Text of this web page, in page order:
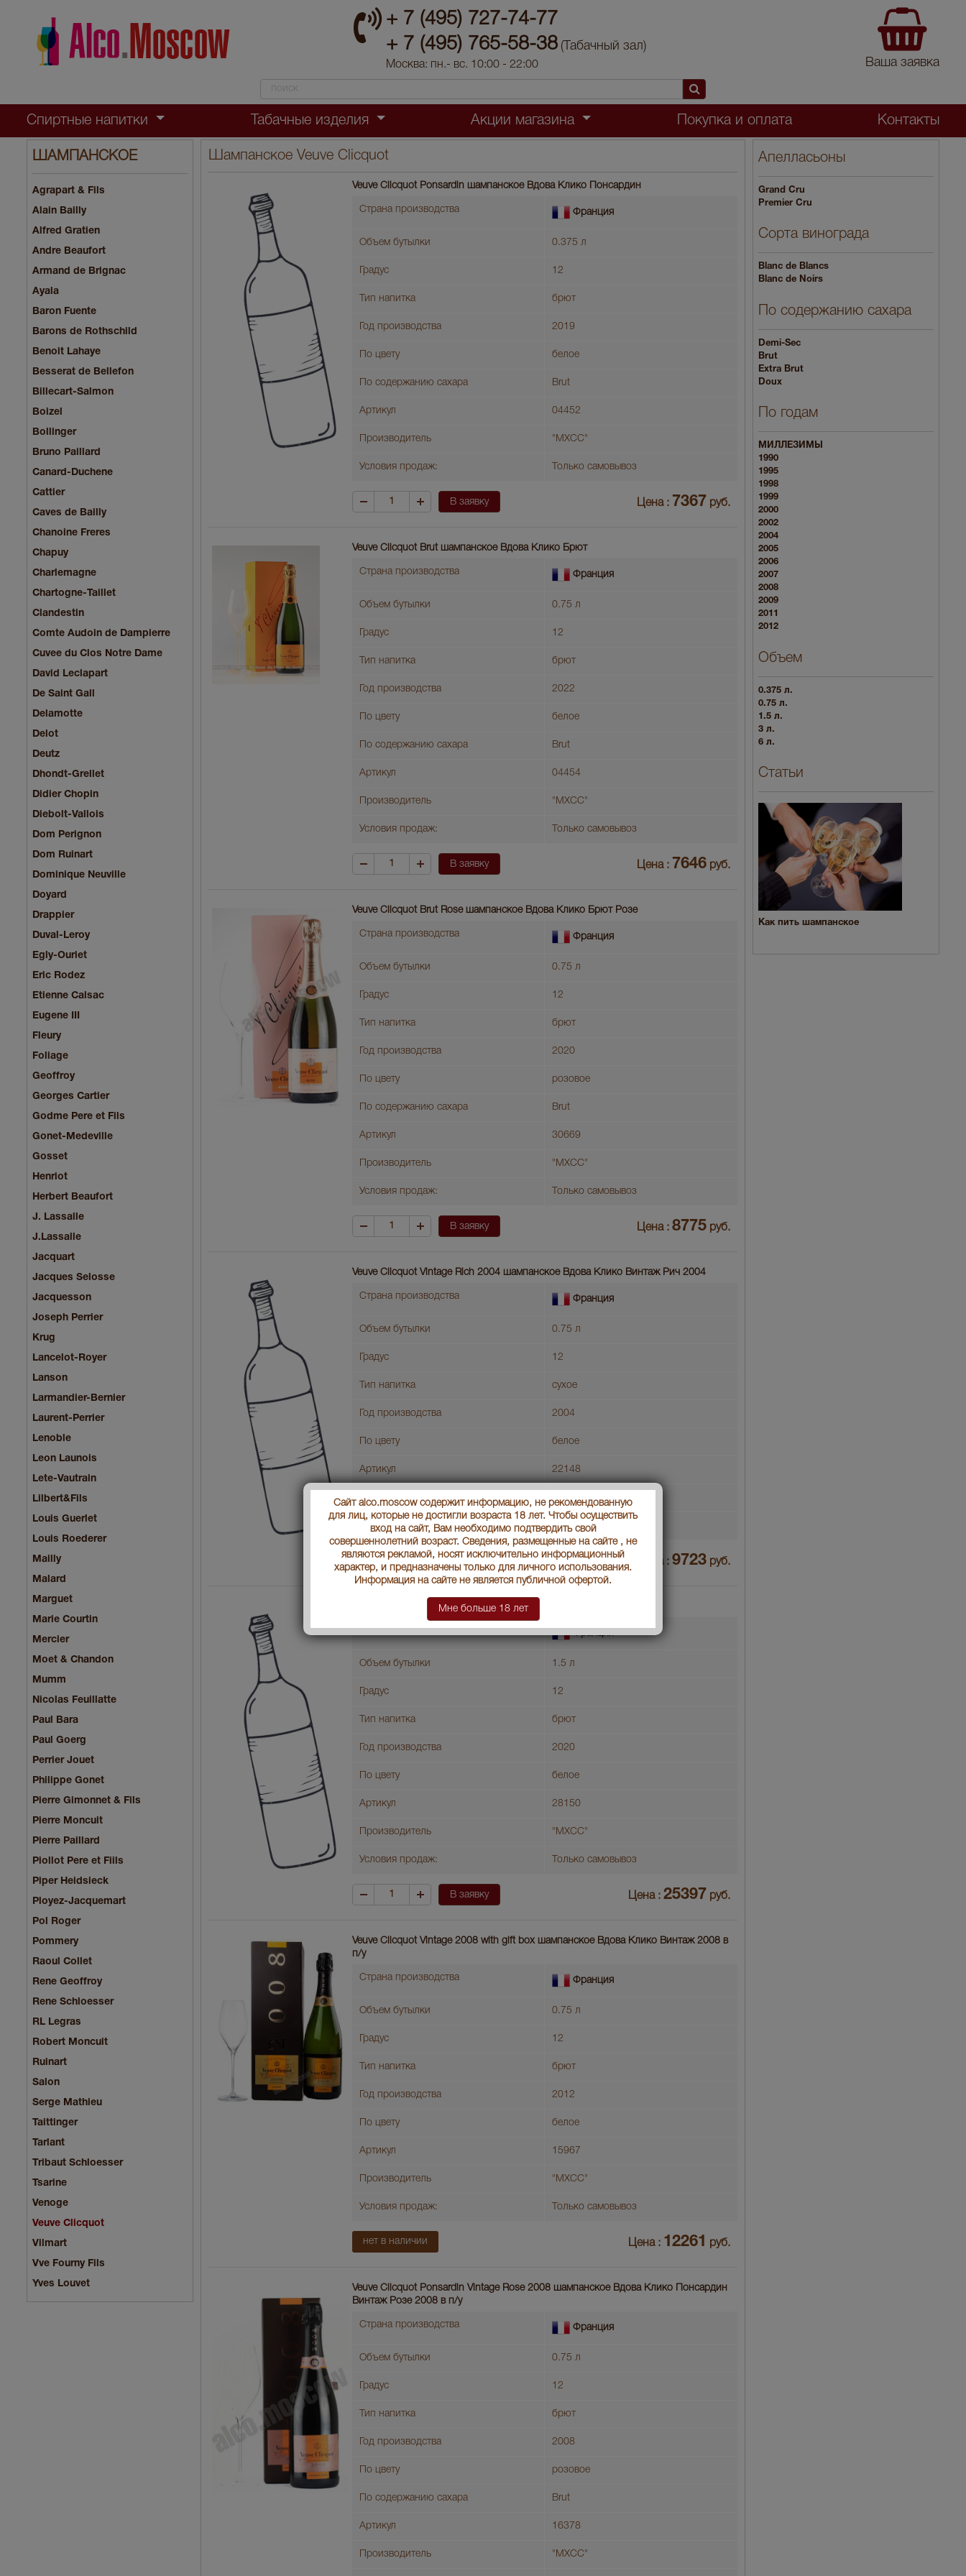
+ 7 (495) 727-74-77
+ 7 (495) 765-58-38 (Табачный зал)
Москва: пн.- вс. 10:00 - 22:00 Ваша заявка
Спиртные напитки Табачные изделия Акции магазина Покупка и оплата Контакты
ШАМПАНСКОЕ
Agrapart & Fils
Alain Bailly
Alfred Gratien
Andre Beaufort
Armand de Brignac
Ayala
Baron Fuente
Barons de Rothschild
Benoit Lahaye
Besserat de Bellefon
Billecart-Salmon
Boizel
Bollinger
Bruno Paillard
Canard-Duchene
Cattier
Caves de Bailly
Chanoine Freres
Chapuy
Charlemagne
Chartogne-Taillet
Clandestin
Comte Audoin de Dampierre
Cuvee du Clos Notre Dame
David Leclapart
De Saint Gall
Delamotte
Delot
Deutz
Dhondt-Grellet
Didier Chopin
Diebolt-Vallois
Dom Perignon
Dom Ruinart
Dominique Neuville
Doyard
Drappier
Duval-Leroy
Egly-Ouriet
Eric Rodez
Etienne Calsac
Eugene III
Fleury
Foliage
Geoffroy
Georges Cartier
Godme Pere et Fils
Gonet-Medeville
Gosset
Henriot
Herbert Beaufort
J. Lassalle
J.Lassalle
Jacquart
Jacques Selosse
Jacquesson
Joseph Perrier
Krug
Lancelot-Royer
Lanson
Larmandier-Bernier
Laurent-Perrier
Lenoble
Leon Launois
Lete-Vautrain
Lilbert&Fils
Louis Guerlet
Louis Roederer
Mailly
Malard
Marguet
Marie Courtin
Mercier
Moet & Chandon
Mumm
Nicolas Feuillatte
Paul Bara
Paul Goerg
Perrier Jouet
Philippe Gonet
Pierre Gimonnet & Fils
Pierre Moncuit
Pierre Paillard
Piollot Pere et Fiils
Piper Heidsieck
Ployez-Jacquemart
Pol Roger
Pommery
Raoul Collet
Rene Geoffroy
Rene Schloesser
RL Legras
Robert Moncuit
Ruinart
Salon
Serge Mathieu
Taittinger
Tarlant
Tribaut Schloesser
Tsarine
Venoge
Veuve Clicquot
Vilmart
Vve Fourny Fils
Yves Louvet
Шампанское Veuve Clicquot
Veuve Clicquot Ponsardin шампанское Вдова Клико Понсардин
Страна производства Франция
Объем бутылки 0.375 л
Градус 12
Тип напитка брют
Год производства 2019
По цвету белое
По содержанию сахара Brut
Артикул 04452
Производитель "МХСС"
Условия продаж: Только самовывоз
В заявку Цена : 7367 руб.
Veuve Clicquot Brut шампанское Вдова Клико Брют
Страна производства Франция
Объем бутылки 0.75 л
Градус 12
Тип напитка брют
Год производства 2022
По цвету белое
По содержанию сахара Brut
Артикул 04454
Производитель "МХСС"
Условия продаж: Только самовывоз
В заявку Цена : 7646 руб.
Veuve Clicquot Brut Rose шампанское Вдова Клико Брют Розе
Страна производства Франция
Объем бутылки 0.75 л
Градус 12
Тип напитка брют
Год производства 2020
По цвету розовое
По содержанию сахара Brut
Артикул 30669
Производитель "МХСС"
Условия продаж: Только самовывоз
В заявку Цена : 8775 руб.
Veuve Clicquot Vintage Rich 2004 шампанское Вдова Клико Винтаж Рич 2004
Страна производства Франция
Объем бутылки 0.75 л
Градус 12
Тип напитка сухое
Год производства 2004
По цвету белое
Артикул 22148
Производитель "МХСС"
Условия продаж: Только самовывоз
В заявку Цена : 9723 руб.
Veuve Clicquot Ponsardin шампанское Вдова Клико Понсардин
Страна производства Франция
Объем бутылки 1.5 л
Градус 12
Тип напитка брют
Год производства 2020
По цвету белое
Артикул 28150
Производитель "МХСС"
Условия продаж: Только самовывоз
В заявку Цена : 25397 руб.
Veuve Clicquot Vintage 2008 with gift box шампанское Вдова Клико Винтаж 2008 в
п/у
Страна производства Франция
Объем бутылки 0.75 л
Градус 12
Тип напитка брют
Год производства 2012
По цвету белое
Артикул 15967
Производитель "МХСС"
Условия продаж: Только самовывоз
нет в наличии Цена : 12261 руб.
Veuve Clicquot Ponsardin Vintage Rose 2008 шампанское Вдова Клико Понсардин
Винтаж Розе 2008 в п/у
Страна производства Франция
Объем бутылки 0.75 л
Градус 12
Тип напитка брют
Год производства 2008
По цвету розовое
По содержанию сахара Brut
Артикул 16378
Производитель "МХСС"
Апелласьоны
Grand Cru
Premier Cru
Сорта винограда
Blanc de Blancs
Blanc de Noirs
По содержанию сахара
Demi-Sec
Brut
Extra Brut
Doux
По годам
МИЛЛЕЗИМЫ
1990
1995
1998
1999
2000
2002
2004
2005
2006
2007
2008
2009
2011
2012
Объем
0.375 л.
0.75 л.
1.5 л.
3 л.
6 л.
Статьи
Как пить шампанское
Сайт alco.moscow содержит информацию, не рекомендованную
для лиц, которые не достигли возраста 18 лет. Чтобы осуществить
вход на сайт, Вам необходимо подтвердить свой
совершеннолетний возраст. Сведения, размещенные на сайте , не
являются рекламой, носят исключительно информационный
характер, и предназначены только для личного использования.
Информация на сайте не является публичной офертой.
Мне больше 18 лет